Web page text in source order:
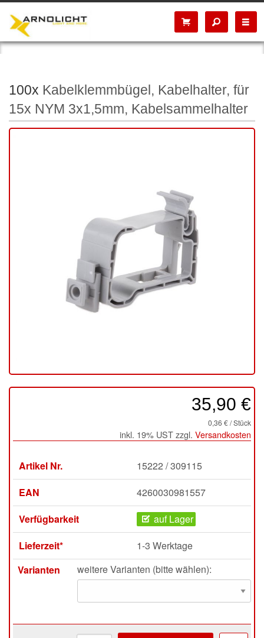
100x Kabelklemmbügel, Kabelhalter, für
15x NYM 3x1,5mm, Kabelsammelhalter
35,90 €
0,36 € / Stück
inkl. 19% UST zzgl. Versandkosten
Artikel Nr.
15222 / 309115
EAN
4260030981557
Verfügbarkeit
auf Lager
Lieferzeit*
1-3 Werktage
Varianten
weitere Varianten (bitte wählen):